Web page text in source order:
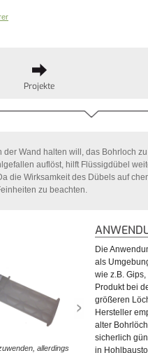
Projekte
der Wand halten will, das Bohrloch
auflöst, hilft Flüssigdübel
die Wirksamkeit des Dübels auf
zu beachten.
allerdings
© diybook |
Die
als
wie z.B.
Produkt bei
größeren
Hersteller
alter
sicherlich
in